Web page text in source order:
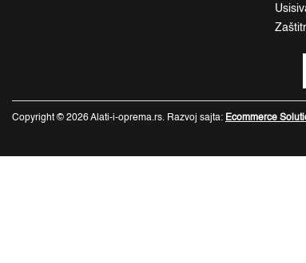
Copyright © 2026 Alati-i-oprema.rs. Razvoj sajta: Ecommerce